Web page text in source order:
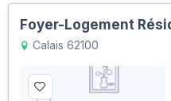
Foyer-Logement
Calais 62100